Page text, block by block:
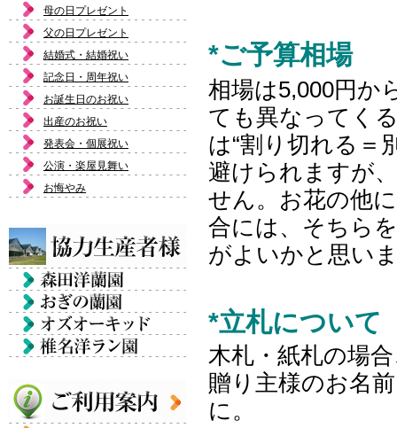
母の日プレゼント
父の日プレゼント
結婚式・結婚祝い
記念日・周年祝い
お誕生日のお祝い
出産のお祝い
発表会・個展祝い
公演・楽屋見舞い
お悔やみ
*ご予算相場
相場は5,000円か
ても異なってく
は“割り切れる＝
避けられますが
せん。お花の他
合には、そちら
がよいかと思い
*立札について
木札・紙札の場
贈り主様のお名
に。